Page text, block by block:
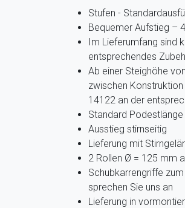
Stufen -
Bequemer Aufstieg –
Im Lieferumfang sind
entsprechendes
Ab einer Steighöhe
zwischen
14122 an der
Standard
Ausstieg stirnseitig
Lieferung mit
2 Rollen Ø = 125 mm
Schubkarrengriffe
sprechen Sie uns an
Lieferung in